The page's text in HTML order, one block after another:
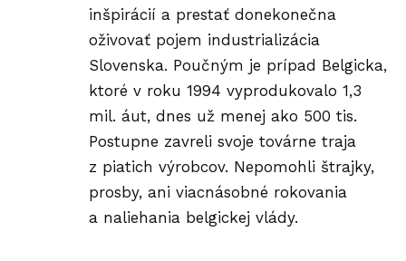
inšpirácií a prestať donekonečna
oživovať pojem industrializácia
Slovenska. Poučným je prípad Belgicka,
ktoré v roku 1994 vyprodukovalo 1,3
mil. áut, dnes už menej ako 500 tis.
Postupne zavreli svoje továrne traja
z piatich výrobcov. Nepomohli štrajky,
prosby, ani viacnásobné rokovania
a naliehania belgickej vlády.